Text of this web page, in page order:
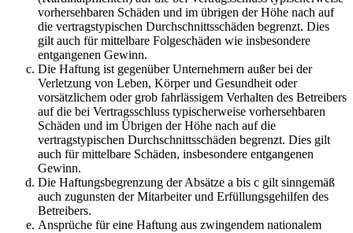
vorhersehbaren Schäden und im übrigen der Höhe nach auf
die vertragstypischen Durchschnittsschäden begrenzt. Dies
gilt auch für mittelbare Folgeschäden wie insbesondere
entgangenen Gewinn.
Die Haftung ist gegenüber Unternehmern außer bei der
Verletzung von Leben, Körper und Gesundheit oder
vorsätzlichem oder grob fahrlässigem Verhalten des Betreibers
auf die bei Vertragsschluss typischerweise vorhersehbaren
Schäden und im Übrigen der Höhe nach auf die
vertragstypischen Durchschnittsschäden begrenzt. Dies gilt
auch für mittelbare Schäden, insbesondere entgangenen
Gewinn.
Die Haftungsbegrenzung der Absätze a bis c gilt sinngemäß
auch zugunsten der Mitarbeiter und Erfüllungsgehilfen des
Betreibers.
Ansprüche für eine Haftung aus zwingendem nationalem